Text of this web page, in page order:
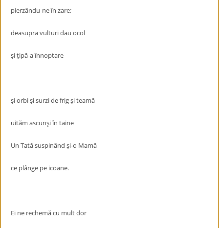
pierzându-ne în zare;
deasupra vulturi dau ocol
şi ţipă-a înnoptare
şi orbi şi surzi de frig şi teamă
uităm ascunşi în taine
Un Tată suspinând şi-o Mamă
ce plânge pe icoane.
Ei ne rechemă cu mult dor